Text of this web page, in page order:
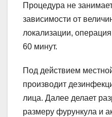
Процедура не
зависимости от
локализации,
60 минут.
Под действием
производит
лица. Далее делает
размеру фурункула и